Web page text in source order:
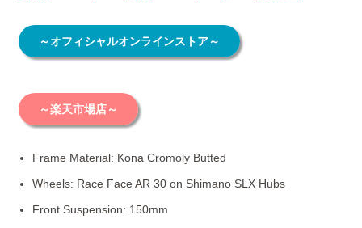
～オフィシャルオンラインストア～
～楽天市場店～
Frame Material: Kona Cromoly Butted
Wheels: Race Face AR 30 on Shimano SLX Hubs
Front Suspension: 150mm